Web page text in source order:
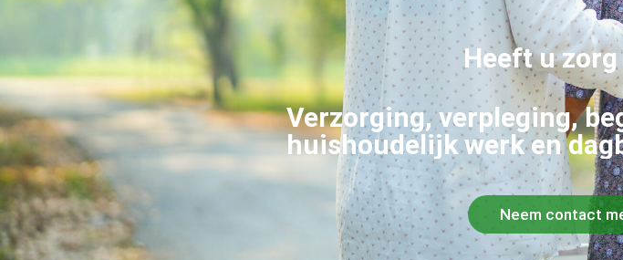
Heeft u
Verzorging, verpleging,
huishoudelijk werk en
Neem contact